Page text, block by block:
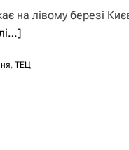
лівому березі
, ТЕЦ